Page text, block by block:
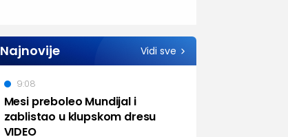
Najnovije Vidi sve
Mesi preboleo Mundijal i
zablistao u klupskom dresu
VIDEO
9:08